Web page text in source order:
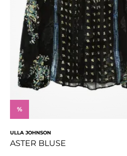
%
ULLA JOHNSON
ASTER BLUSE